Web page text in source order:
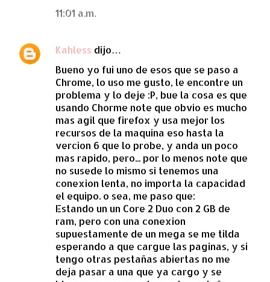
11:01 a.m.
Kahless dijo…
Bueno yo fui uno de esos que se paso a
Chrome, lo uso me gusto, le encontre un
problema y lo deje :P, bue la cosa es que
usando Chorme note que obvio es mucho
mas agil que firefox y usa mejor los
recursos de la maquina eso hasta la
vercion 6 que lo probe, y anda un poco
mas rapido, pero... por lo menos note que
no susede lo mismo si tenemos una
conexion lenta, no importa la capacidad
el equipo. o sea, me paso que:
Estando un un Core 2 Duo con 2 GB de
ram, pero con una conexion
supuestamente de un mega se me tilda
esperando a que cargue las paginas, y si
tengo otras pestañas abiertas no me
deja pasar a una que ya cargo y se